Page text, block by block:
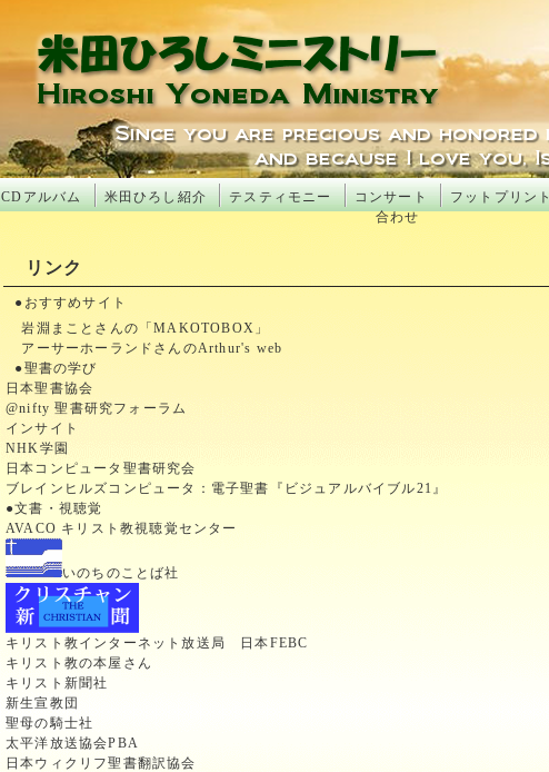
CDアルバム 米田ひろし紹介 テスティモニー コンサート フットプリント
合わせ
リンク
●おすすめサイト
岩淵まことさんの「MAKOTOBOX」
アーサーホーランドさんのArthur's web
●聖書の学び
日本聖書協会
@nifty 聖書研究フォーラム
インサイト
NHK学園
日本コンピュータ聖書研究会
ブレインヒルズコンピュータ：電子聖書『ビジュアルバイブル21』
●文書・視聴覚
AVACO キリスト教視聴覚センター
いのちのことば社
キリスト教インターネット放送局 日本FEBC
キリスト教の本屋さん
キリスト新聞社
新生宣教団
聖母の騎士社
太平洋放送協会PBA
日本ウィクリフ聖書翻訳協会